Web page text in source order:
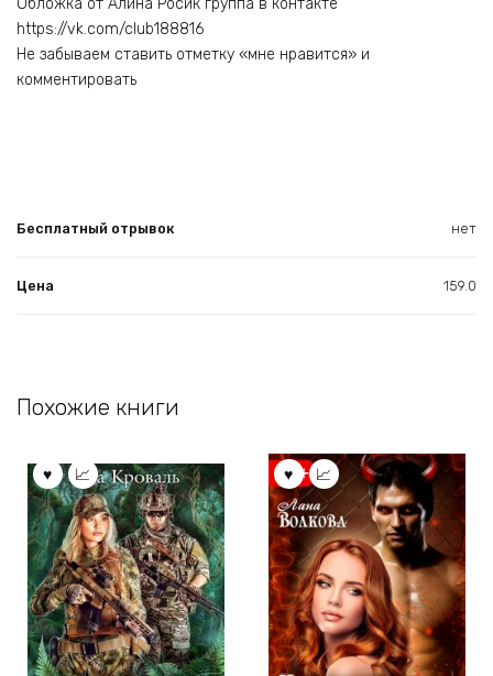
Обложка от Алина Росик группа в контакте
https://vk.com/club188816
Не забываем ставить отметку «мне нравится» и
комментировать
Бесплатный отрывок нет
Цена 159.0
Похожие книги